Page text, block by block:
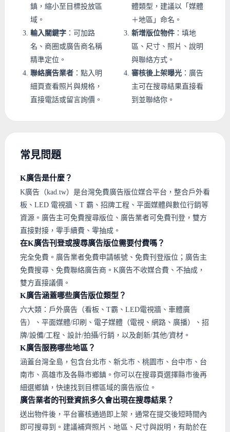
鎮，縮小至目標投放區
域。
輸入關鍵字 ：可加路
名、商圈或廣告商名稱
精準定位。
聯絡廣告業者 ：點入明
細頁查看照片與規格，
直接電話或留言詢價。
體類型，建議以「媒體
＋地區」命名。
新增版位物件 ：填地
區、尺寸、照片、說明
與聯絡方式。
審核後上架曝光 ：廣告
主可在搜尋結果直接看
到並聯絡你。
常見問題
K廣告是什麼？
K廣告（kad.tw）是台灣免費廣告版位媒合平台，整合戶外看
板、LED 電視牆、T 霸、招牌工程、平面媒體與數位行銷等
資源。廣告主可免費搜尋版位、廣告業者可免費刊登，雙方
直接對接，零手續費、零抽成。
在K廣告刊登或搜尋廣告版位需要付費嗎？
完全免費。廣告業者免費申請帳號、免費刊登版位；廣告主
免費搜尋、免費聯絡廣告商。K廣告不收媒合費、不抽成，
雙方直接議價。
K廣告涵蓋哪些廣告版位類型？
六大類：戶外廣告（看板、T霸、LED電視牆、車體廣
告）、平面媒體/印刷、電子媒體（電視、網路、廣播）、招
牌/設備/工程、設計/拍攝/行銷，以及創新/其他/資材。
K廣告服務哪些地區？
涵蓋台灣全島，包含台北市、新北市、桃園市、台中市、台
南市、高雄市及各縣市鄉鎮。你可以在搜尋頁選擇縣市後再
細選鄉鎮，快速找到目標區域的廣告版位。
廣告業者的刊登資訊多久會出現在搜尋結果？
送出物件後，平台審核通過即上架，通常在提交後短時間內
即可搜尋到。建議補齊照片、地區、尺寸與說明，有助於在